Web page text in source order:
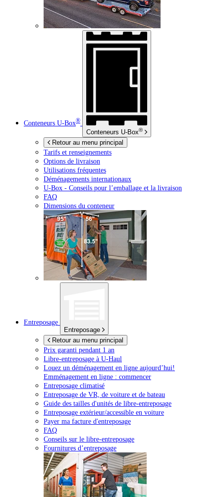
Conteneurs U-Box®
Conteneurs U-Box®
Retour au menu principal
Tarifs et renseignements
Options de livraison
Utilisations fréquentes
Déménagements internationaux
U-Box - Conseils pour l’emballage et la livraison
FAQ
Dimensions du conteneur
Entreposage
Entreposage
Retour au menu principal
Prix garanti pendant 1 an
Libre-entreposage à U-Haul
Louez un déménagement en ligne aujourd’hui!
Emménagement en ligne : commencer
Entreposage climatisé
Entreposage de VR, de voiture et de bateau
Guide des tailles d'unités de libre-entreposage
Entreposage extérieur/accessible en voiture
Payer ma facture d'entreposage
FAQ
Conseils sur le libre-entreposage
Fournitures d’entreposage